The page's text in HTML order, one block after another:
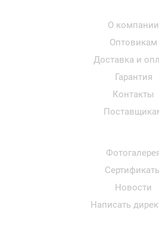
О компании
Оптовикам
Доставка и
Гарантия
Контакты
Новости
Написать